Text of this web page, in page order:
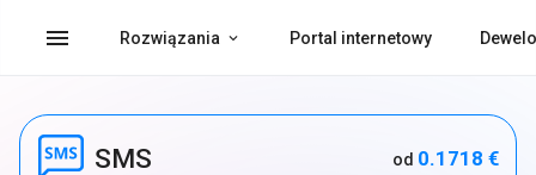
menu Rozwiązania Portal internetowy
SMS od 0.1718 €